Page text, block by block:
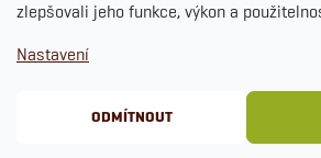
zlepšovali jeho funkce, výkon a
Nastavení
ODMÍTNOUT
Obchodní